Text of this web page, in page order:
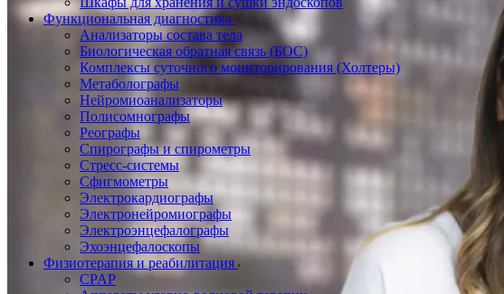
Функциональная диагностика
Анализаторы состава тела
Биологическая обратная связь (БОС)
Комплексы суточного мониторирования (Холтеры)
Метаболографы
Нейромиоанализаторы
Полисомнографы
Реографы
Спирографы и спирометры
Стресс-системы
Сфигмометры
Электрокардиографы
Электронейромиографы
Электроэнцефалографы
Эхоэнцефалоскопы
Физиотерапия и реабилитация
CPAP